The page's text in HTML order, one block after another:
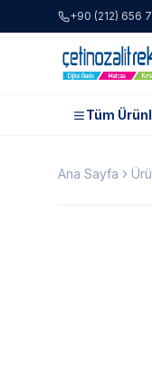
+90 (212) 656
Tüm
Ana Sayfa